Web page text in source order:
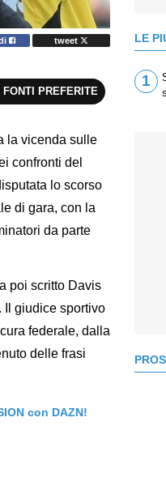
tweet
FONTI PREFERITE
la vicenda sulle
confronti del
lo scorso
di gara, con la
da parte
poi scritto Davis
Il giudice sportivo
federale, dalla
delle frasi
con DAZN!
LE
1